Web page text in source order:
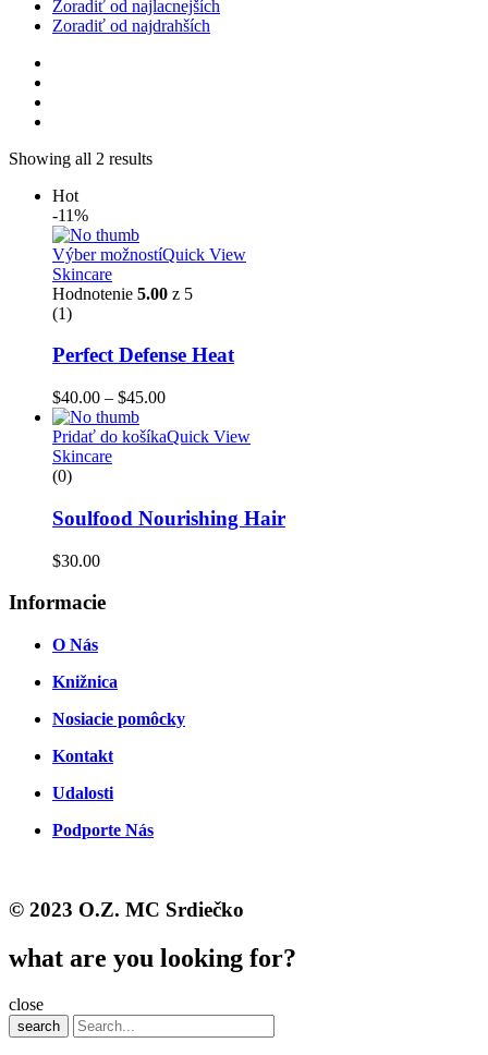
Zoradiť od najlacnejších
Zoradiť od najdrahších
Showing all 2 results
Hot
-11%
Výber možnostíQuick View
Skincare
Hodnotenie 5.00 z 5
(1)
Perfect Defense Heat
$40.00 – $45.00Price
$40.00
Pridať do košíkaQuick View
Skincare
(0)
Soulfood Nourishing Hair
$30.00
Informacie
O Nás
Knižnica
Nosiacie pomôcky
Kontakt
Udalosti
Podporte Nás
© 2023 O.Z. MC Srdiečko
what are you looking for?
close
search